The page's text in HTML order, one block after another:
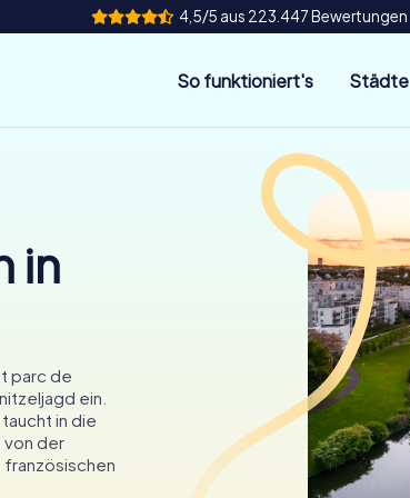
4,5/5 aus 223.447 Bewertungen
So funktioniert's Städte
in
parc de
ein.
in die
von der